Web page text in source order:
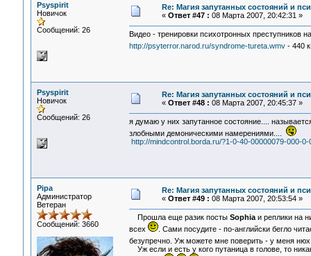
Psyspirit
Новичок
Сообщений: 26
Re: Магия запутанных состояний и
« Ответ #47 : 08 Марта 2007, 20:42:31 »
Видео - тренировки психотронных преступников
http://psyterror.narod.ru/syndrome-tureta.wmv- 440
Psyspirit
Новичок
Сообщений: 26
Re: Магия запутанных состояний и
« Ответ #48 : 08 Марта 2007, 20:45:37 »
я думаю у них запутанное состояние....
злобными демоническими намерениями....
http://mindcontrol.borda.ru/?1-0-40-00000079-000-0-
Pipa
Администратор
Ветеран
Сообщений: 3660
Re: Магия запутанных состояний и
« Ответ #49 : 08 Марта 2007, 20:53:54 »
Прошла еще разик посты Sophiaи реплики на
всех
. Сами посудите - по-английски бегло
безупречно. Уж можете мне поверить - у меня
Уж если и есть у кого путаница в голове, то